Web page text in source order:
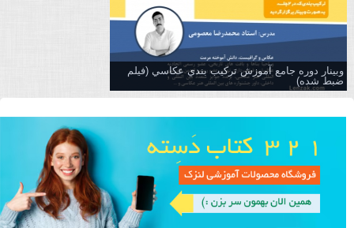
وبینار دوره جامع آموزش تركيب بندي عكاسي (فیلم
ضبط شده)